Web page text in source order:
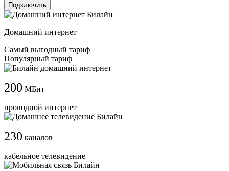
Подключить
Домашний интернет
Самый выгодный тариф
Популярный тариф
200 МБит
проводной интернет
230 каналов
кабельное телевидение